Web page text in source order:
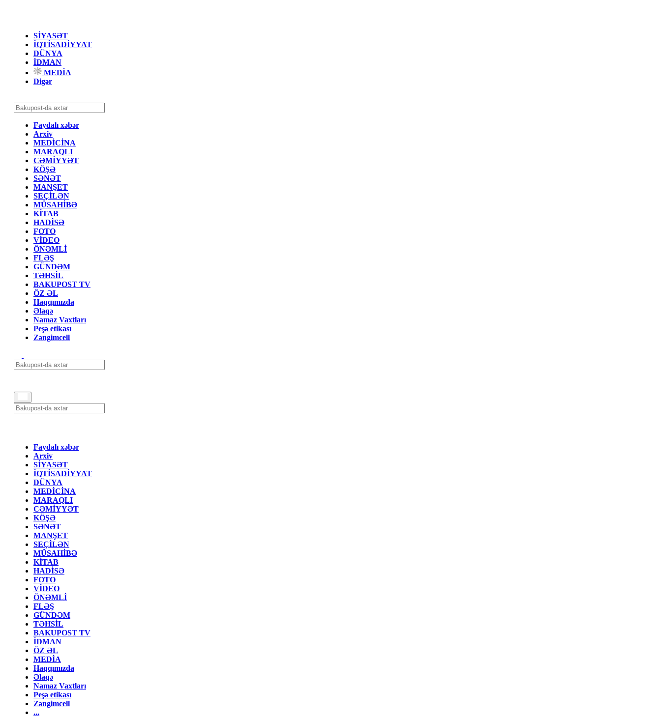
SİYASƏT
İQTİSADİYYAT
DÜNYA
İDMAN
MEDİA
Digər
Faydalı xəbər
Arxiv
MEDİCİNA
MARAQLI
CƏMİYYƏT
KÖŞƏ
SƏNƏT
MANŞET
SEÇİLƏN
MÜSAHİBƏ
KİTAB
HADİSƏ
FOTO
VİDEO
ÖNƏMLİ
FLƏŞ
GÜNDƏM
TƏHSİL
BAKUPOST TV
ÖZ ƏL
Haqqımızda
Əlaqə
Namaz Vaxtları
Peşə etikası
Zəngimcell
Faydalı xəbər
Arxiv
SİYASƏT
İQTİSADİYYAT
DÜNYA
MEDİCİNA
MARAQLI
CƏMİYYƏT
KÖŞƏ
SƏNƏT
MANŞET
SEÇİLƏN
MÜSAHİBƏ
KİTAB
HADİSƏ
FOTO
VİDEO
ÖNƏMLİ
FLƏŞ
GÜNDƏM
TƏHSİL
BAKUPOST TV
İDMAN
ÖZ ƏL
MEDİA
Haqqımızda
Əlaqə
Namaz Vaxtları
Peşə etikası
Zəngimcell
...